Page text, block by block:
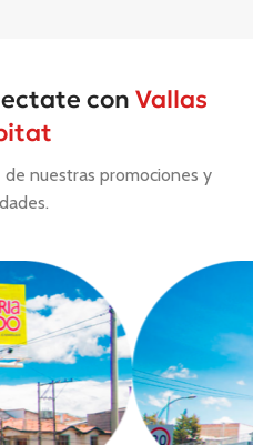
con Vallas
nuestras promociones y